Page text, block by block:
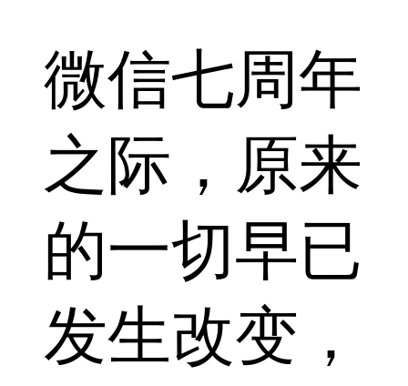
微信七周年
之际，原来
的一切早已
发生改变，